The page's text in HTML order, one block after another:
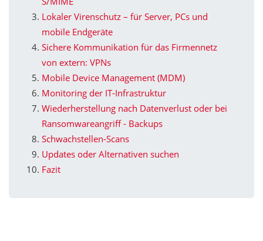
Lokaler Virenschutz – für Server, PCs und
mobile Endgeräte
Sichere Kommunikation für das Firmennetz
von extern: VPNs
Mobile Device Management (MDM)
Monitoring der IT-Infrastruktur
Wiederherstellung nach Datenverlust oder bei
Ransomwareangriff - Backups
Schwachstellen-Scans
Updates oder Alternativen suchen
Fazit